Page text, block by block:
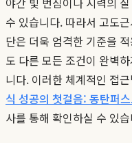
수 있습니다. 따라서 고도근
단은 더욱 엄격한 기준을
도 다른 모든 조건이 완벽
니다. 이러한 체계적인 접
식 성공의 첫걸음: 동탄퍼
사를 통해 확인하실 수 있